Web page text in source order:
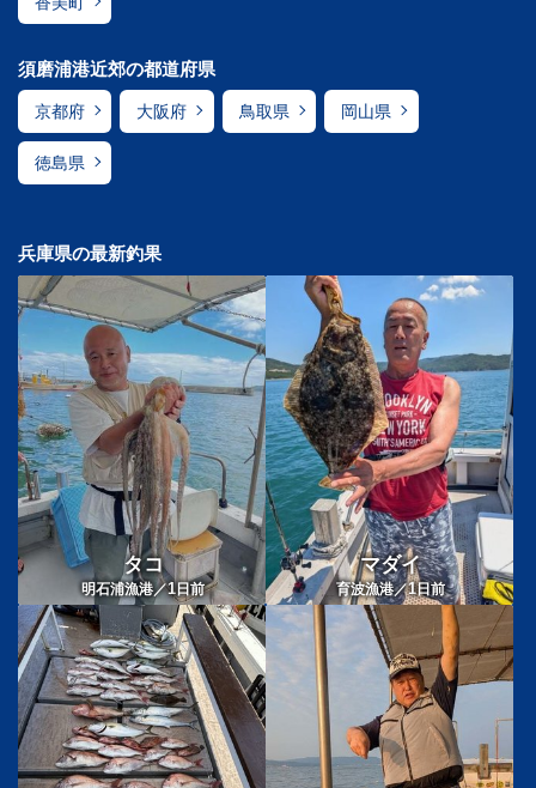
須磨浦港近郊の都道府県
京都府 大阪府 鳥取県 岡山県
徳島県
兵庫県の最新釣果
タコ
明石浦漁港／1日前
マダイ
育波漁港／1日前